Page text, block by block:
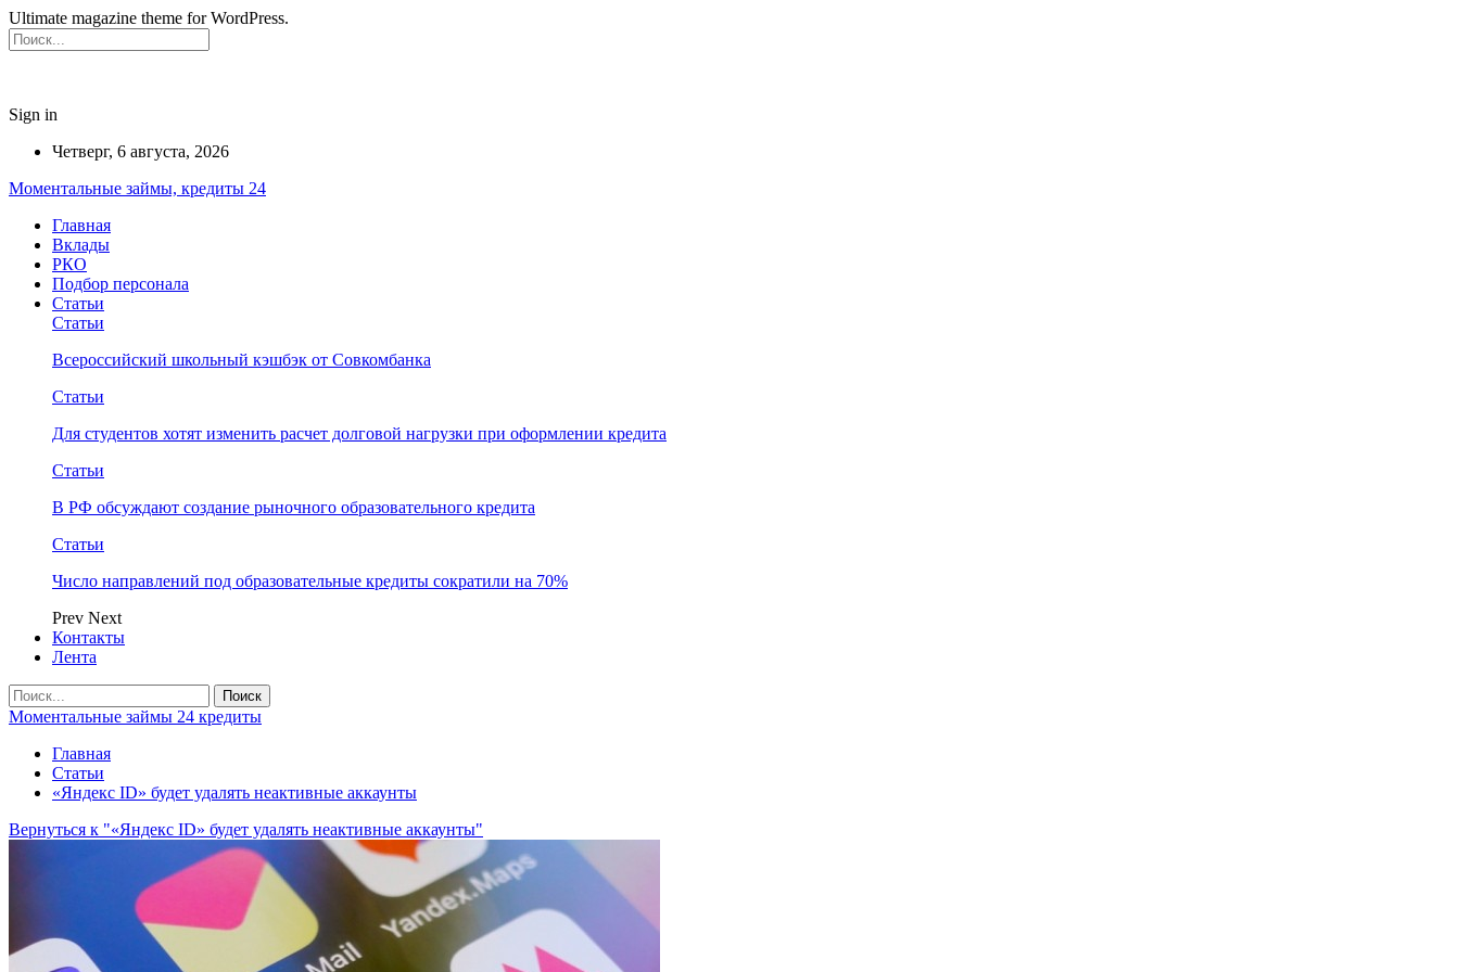
Ultimate magazine theme for WordPress.
Sign in
Четверг, 6 августа, 2026
Моментальные займы, кредиты 24
Главная
Вклады
РКО
Подбор персонала
Статьи
Статьи
Всероссийский школьный кэшбэк от Совкомбанка
Статьи
Для студентов хотят изменить расчет долговой нагрузки при оформлении кредита
Статьи
В РФ обсуждают создание рыночного образовательного кредита
Статьи
Число направлений под образовательные кредиты сократили на 70%
Prev Next
Контакты
Лента
Моментальные займы 24 кредиты
Главная
Статьи
«Яндекс ID» будет удалять неактивные аккаунты
Вернуться к "«Яндекс ID» будет удалять неактивные аккаунты"